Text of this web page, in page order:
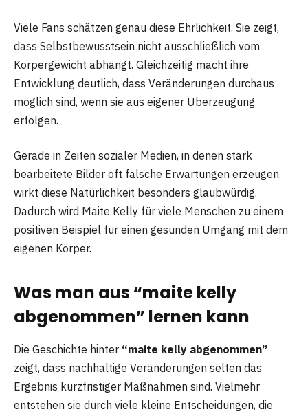
Viele Fans schätzen genau diese Ehrlichkeit. Sie zeigt,
dass Selbstbewusstsein nicht ausschließlich vom
Körpergewicht abhängt. Gleichzeitig macht ihre
Entwicklung deutlich, dass Veränderungen durchaus
möglich sind, wenn sie aus eigener Überzeugung
erfolgen.
Gerade in Zeiten sozialer Medien, in denen stark
bearbeitete Bilder oft falsche Erwartungen erzeugen,
wirkt diese Natürlichkeit besonders glaubwürdig.
Dadurch wird Maite Kelly für viele Menschen zu einem
positiven Beispiel für einen gesunden Umgang mit dem
eigenen Körper.
Was man aus “maite kelly
abgenommen” lernen kann
Die Geschichte hinter “maite kelly abgenommen”
zeigt, dass nachhaltige Veränderungen selten das
Ergebnis kurzfristiger Maßnahmen sind. Vielmehr
entstehen sie durch viele kleine Entscheidungen, die